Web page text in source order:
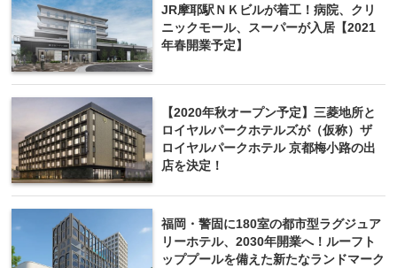
JR摩耶駅ＮＫビルが着工！病院、クリ
ニックモール、スーパーが入居【2021
年春開業予定】
【2020年秋オープン予定】三菱地所と
ロイヤルパークホテルズが（仮称）ザ
ロイヤルパークホテル 京都梅小路の出
店を決定！
福岡・警固に180室の都市型ラグジュア
リーホテル、2030年開業へ！ルーフト
ッププールを備えた新たなランドマーク